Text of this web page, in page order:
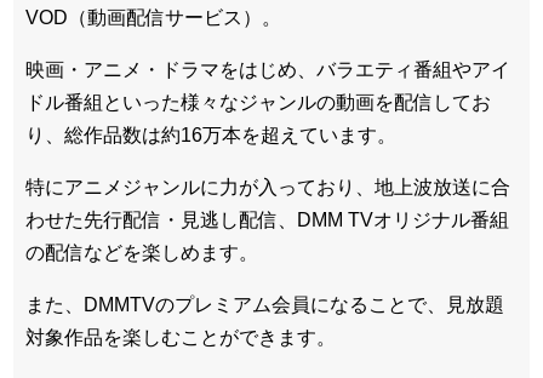
VOD（動画配信サービス）。
映画・アニメ・ドラマをはじめ、バラエティ番組やアイ
ドル番組といった様々なジャンルの動画を配信してお
り、総作品数は約16万本を超えています。
特にアニメジャンルに力が入っており、地上波放送に合
わせた先行配信・見逃し配信、DMM TVオリジナル番組
の配信などを楽しめます。
また、DMMTVのプレミアム会員になることで、見放題
対象作品を楽しむことができます。